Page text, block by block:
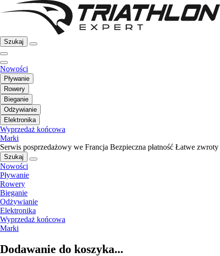
Szukaj
Nowości
Pływanie
Rowery
Bieganie
Odżywianie
Elektronika
Wyprzedaż końcowa
Marki
Serwis posprzedażowy we Francja Bezpieczna płatność Łatwe zwroty
Szukaj
Nowości
Pływanie
Rowery
Bieganie
Odżywianie
Elektronika
Wyprzedaż końcowa
Marki
Dodawanie do koszyka...